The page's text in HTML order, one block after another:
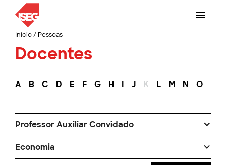
Início/ Pessoas
Docentes
A B C D E F G H I J K L M N O
Professor Auxiliar Convidado
Economia